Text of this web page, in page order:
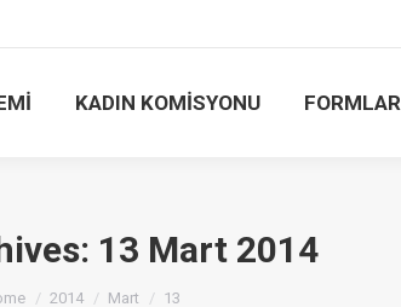
KADIN KOMİSYONU FORMLAR
13 Mart 2014
are here:
2014 Mart 13